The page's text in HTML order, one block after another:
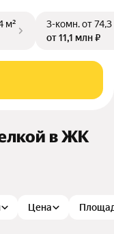
м²
3-комн.от
от 11,1 млн ₽
в ЖК
Цена